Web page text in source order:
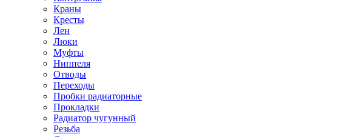
Краны
Кресты
Лен
Люки
Муфты
Ниппеля
Отводы
Переходы
Пробки радиаторные
Прокладки
Радиатор чугунный
Резьба